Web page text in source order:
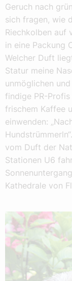
Geruch nach
sich fragen, wie
Riechkolben auf
in eine Packung
Welcher Duft
Statur meine
unmöglichen
findige PR-
frischem Kaffee
einwenden:
vom Duft der
Stationen U6
Kathedrale von